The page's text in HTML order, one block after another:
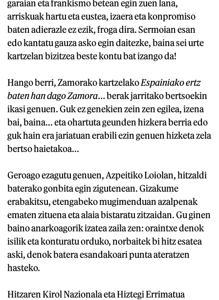
garaian eta frankismo betean egin zuen lana,
arriskuak hartu eta eustea, izaera eta konpromiso
baten adierazle ez ezik, froga dira. Sermoian esan
edo kantatu gauza asko egin daitezke, baina sei urte
kartzelan bizitzea beste kontu bat izango da!
Hango berri, Zamorako kartzelakoEspainiako ertz
baten han dago Zamora… berak jarritako bertsoekin
ikasi genuen. Guk ez genekien zein zen egilea, izena
bai, baina... eta ohartuta geunden hizkera berria edo
guk hain era jariatuan erabili ezin genuen hizketa zela
bertso haietakoa...
Geroago ezagutu genuen, Azpeitiko Loiolan, hitzaldi
baterako gonbita egin zigutenean. Gizakume
erabakitsu, etengabeko mugimenduan azalpenak
ematen zituena eta alaia bistaratu zitzaidan. Gu ginen
baino anarkoagorik izatea zaila zen: oraintxe denok
isilik eta konturatu orduko, norbaitek bi hitz esatea
aski, denok batera esandakoari punta ateratzen
hasteko.
Hitzaren Kirol Nazionala eta Hiztegi Errimatua